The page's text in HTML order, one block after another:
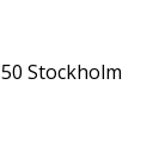
Stockholm